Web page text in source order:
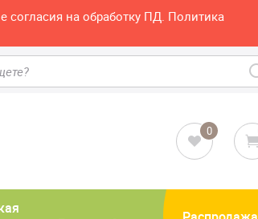
согласия на обработку ПД. Политика
0